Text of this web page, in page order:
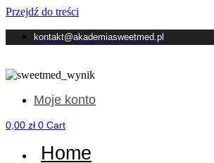
Przejdź do treści
kontakt@akademiasweetmed.pl
Moje konto
0,00 zł 0 Cart
Home